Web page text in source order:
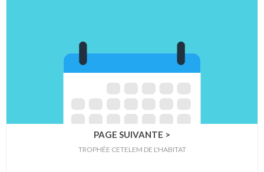
PAGE SUIVANTE >
TROPHÉE CETELEM DE L'HABITAT